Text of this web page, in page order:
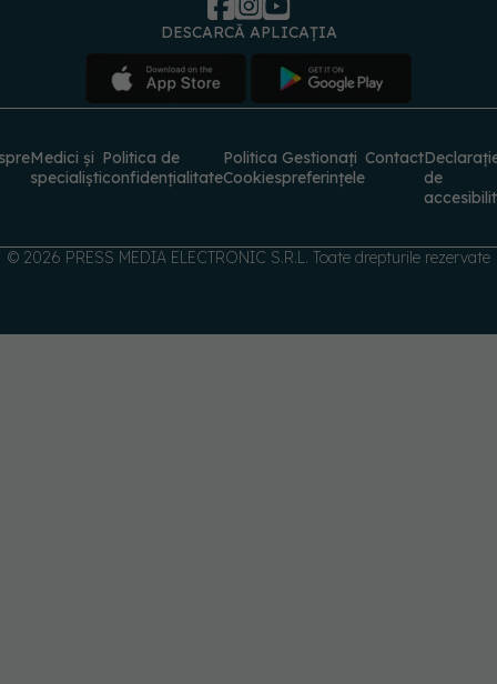
DESCARCĂ APLICAȚIA
Medici și
specialiști
Politica de
confidențialitate
Politica
Cookies
Gestionați
preferințele
Contact
de
© 2026 PRESS MEDIA ELECTRONIC S.R.L. Toate drepturile rezervate